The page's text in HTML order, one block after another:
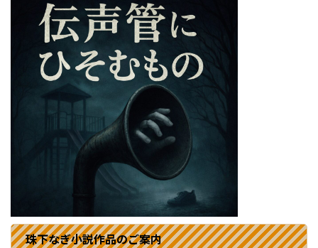
珠下なぎ小説作品のご案内